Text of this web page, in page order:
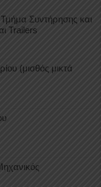
Συντήρησης και
Trailers
(μισθός μικτά